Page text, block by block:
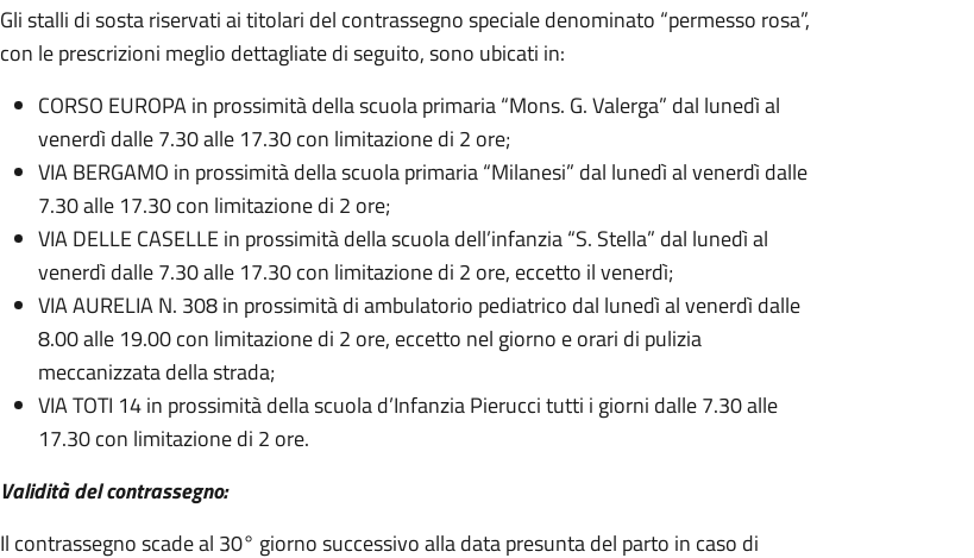
Gli stalli di sosta riservati ai titolari del contrassegno speciale denominato “permesso rosa”,
con le prescrizioni meglio dettagliate di seguito, sono ubicati in:
CORSO EUROPA in prossimità della scuola primaria “Mons. G. Valerga” dal lunedì al
venerdì dalle 7.30 alle 17.30 con limitazione di 2 ore;
VIA BERGAMO in prossimità della scuola primaria “Milanesi” dal lunedì al venerdì dalle
7.30 alle 17.30 con limitazione di 2 ore;
VIA DELLE CASELLE in prossimità della scuola dell’infanzia “S. Stella” dal lunedì al
venerdì dalle 7.30 alle 17.30 con limitazione di 2 ore, eccetto il venerdì;
VIA AURELIA N. 308 in prossimità di ambulatorio pediatrico dal lunedì al venerdì dalle
8.00 alle 19.00 con limitazione di 2 ore, eccetto nel giorno e orari di pulizia
meccanizzata della strada;
VIA TOTI 14in prossimità della scuola d’Infanzia Pierucci tutti i giorni dalle 7.30 alle
17.30 con limitazione di 2 ore.
Validità del contrassegno:
Il contrassegno scade al 30° giorno successivo alla data presunta del parto in caso di